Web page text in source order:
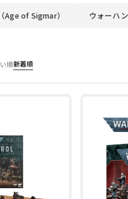
of Sigmar） ウォーハ
順新着順